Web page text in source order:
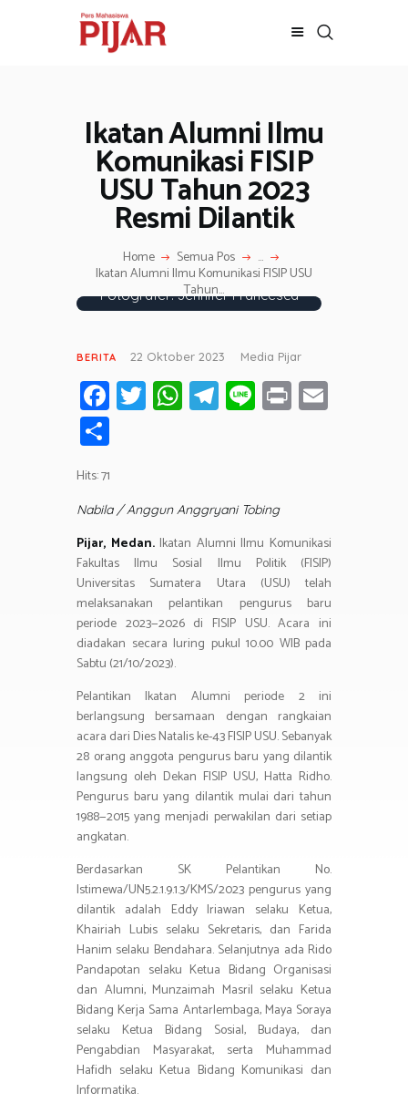
Ikatan Alumni Ilmu
Komunikasi FISIP
USU Tahun 2023
Resmi Dilantik
Home Semua Pos ...
Ikatan Alumni Ilmu Komunikasi FISIP USU
Tahun...
BERITA
ADVERTORIAL
SOSOK
GALERI
HIBURAN
JALAN-JALAN
GAYA HIDUP
OLAHRAGA
Fotografer: Jennifer Francesca
BERITA 22 Oktober 2023 Media Pijar
Fa
ce
ok
T
wi
W
h
A
p
p
T
el
a
m
Li
n
Pr
in
e
Hits: 71
Nabila / Anggun Anggryani Tobing
Pijar, Medan.Ikatan Alumni Ilmu Komunikasi
Fakultas Ilmu Sosial Ilmu Politik (FISIP)
Universitas Sumatera Utara (USU) telah
melaksanakan pelantikan pengurus baru
periode 2023—2026 di FISIP USU. Acara ini
diadakan secara luring pukul 10.00 WIB pada
Sabtu (21/10/2023).
Pelantikan Ikatan Alumni periode 2 ini
berlangsung bersamaan dengan rangkaian
acara dari Dies Natalis ke-43 FISIP USU. Sebanyak
28 orang anggota pengurus baru yang dilantik
langsung oleh Dekan FISIP USU, Hatta Ridho.
Pengurus baru yang dilantik mulai dari tahun
1988—2015 yang menjadi perwakilan dari setiap
angkatan.
Berdasarkan SK Pelantikan No.
Istimewa/UN5.2.1.9.1.3/KMS/2023 pengurus yang
dilantik adalah Eddy Iriawan selaku Ketua,
Khairiah Lubis selaku Sekretaris, dan Farida
Hanim selaku Bendahara. Selanjutnya ada Rido
Pandapotan selaku Ketua Bidang Organisasi
dan Alumni, Munzaimah Masril selaku Ketua
Bidang Kerja Sama Antarlembaga, Maya Soraya
selaku Ketua Bidang Sosial, Budaya, dan
Pengabdian Masyarakat, serta Muhammad
Hafidh selaku Ketua Bidang Komunikasi dan
Informatika.
Kata Sambutan oleh Eddy Iriawan,
Ketua Ikatan Alumni Ilmu Komunikasi